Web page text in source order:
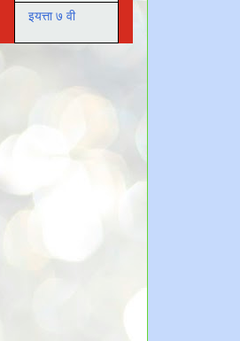
इयत्ता ७ वी